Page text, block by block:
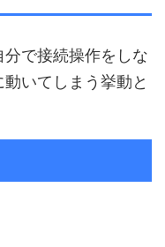
で接続操作をしな
いてしまう挙動と